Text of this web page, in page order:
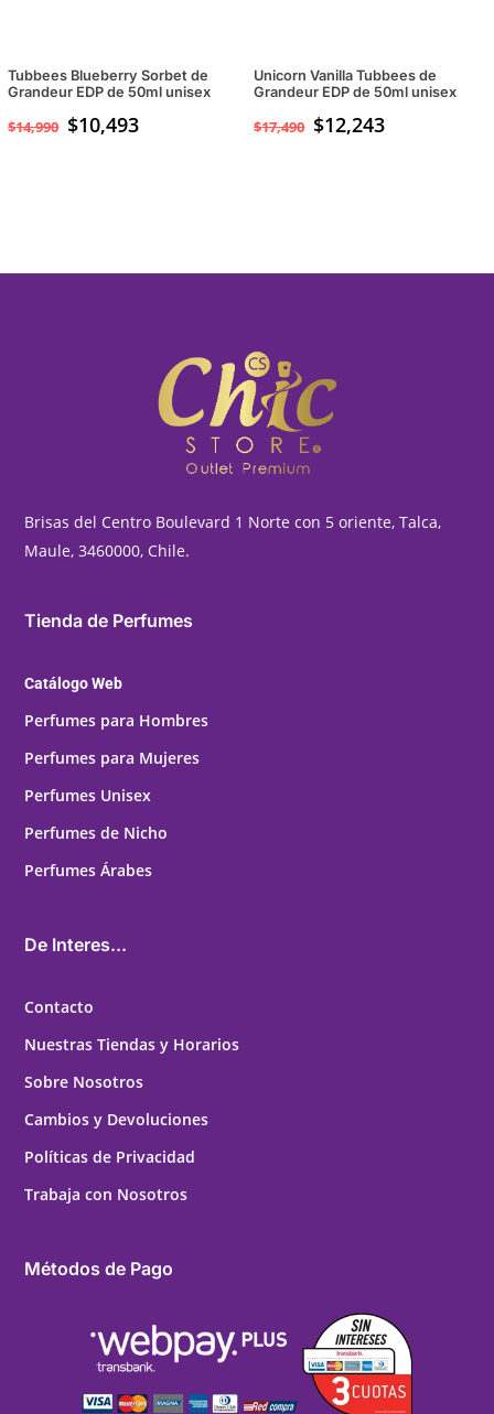
Tubbees Blueberry Sorbet de
Grandeur EDP de 50ml unisex
$14,990 $10,493
Unicorn Vanilla Tubbees de
Grandeur EDP de 50ml unisex
$17,490 $12,243
Brisas del Centro Boulevard 1 Norte con 5 oriente, Talca,
Maule, 3460000, Chile.
Tienda de Perfumes
Catálogo Web
Perfumes para Hombres
Perfumes para Mujeres
Perfumes Unisex
Perfumes de Nicho
Perfumes Árabes
De Interes...
Contacto
Nuestras Tiendas y Horarios
Sobre Nosotros
Cambios y Devoluciones
Políticas de Privacidad
Trabaja con Nosotros
Métodos de Pago